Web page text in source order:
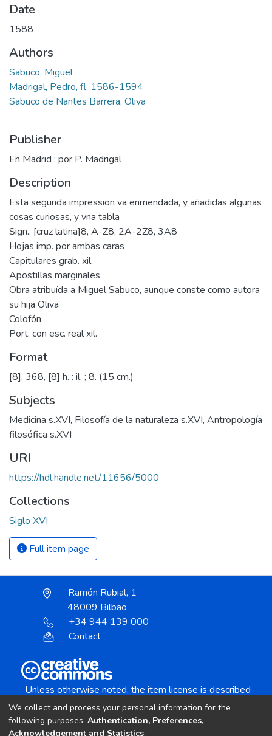
Date
1588
Authors
Sabuco, Miguel
Madrigal, Pedro, fl. 1586-1594
Sabuco de Nantes Barrera, Oliva
Publisher
En Madrid : por P. Madrigal
Description
Esta segunda impression va enmendada, y añadidas algunas
cosas curiosas, y vna tabla
Sign.: [cruz latina]8, A-Z8, 2A-2Z8, 3A8
Hojas imp. por ambas caras
Capitulares grab. xil.
Apostillas marginales
Obra atribuída a Miguel Sabuco, aunque conste como autora
su hija Oliva
Colofón
Port. con esc. real xil.
Format
[8], 368, [8] h. : il. ; 8. (15 cm.)
Subjects
Medicina s.XVI, Filosofía de la naturaleza s.XVI, Antropología
filosófica s.XVI
URI
https://hdl.handle.net/11656/5000
Collections
Siglo XVI
Full item page
Ramón Rubial, 1
48009 Bilbao
+34 944 139 000
Contact
Unless otherwise noted, the item license is described
Creative Commons Attribution-NonCommercial-
We collect and process your personal information for the
following purposes: Authentication, Preferences,
Acknowledgement and Statistics.